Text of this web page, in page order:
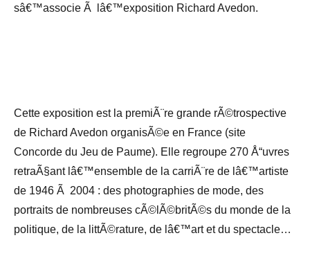
sâ€™associe Ã lâ€™exposition Richard Avedon.
Cette exposition est la premiÃ¨re grande rÃ©trospective
de Richard Avedon organisÃ©e en France (site
Concorde du Jeu de Paume). Elle regroupe 270 Å“uvres
retraÃ§ant lâ€™ensemble de la carriÃ¨re de lâ€™artiste
de 1946 Ã 2004 : des photographies de mode, des
portraits de nombreuses cÃ©lÃ©britÃ©s du monde de la
politique, de la littÃ©rature, de lâ€™art et du spectacle…